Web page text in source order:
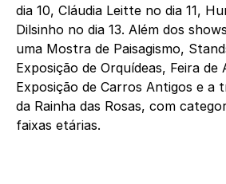
dia 10, Cláudia Leitte no dia 11,
Dilsinho no dia 13. Além dos
uma Mostra de Paisagismo,
Exposição de Orquídeas, Feira de
Exposição de Carros Antigos e a
da Rainha das Rosas, com
faixas etárias.